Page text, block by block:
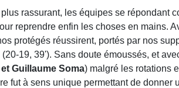
rassurant, les équipes se
reprendre enfin les choses en mains.
protégés réussirent, portés par nos
19, 39'). Sans doute émoussés, et
Guillaume Soma) malgré les rotations
fut à sens unique permettant de donner